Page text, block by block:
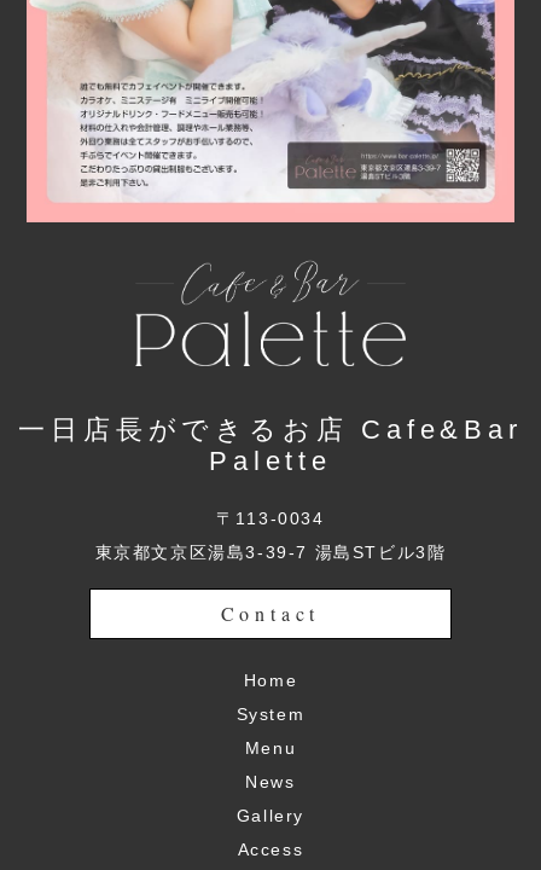
一日店長ができるお店 Cafe&Bar
Palette
〒113-0034
東京都文京区湯島3-39-7 湯島STビル3階
Contact
Home
System
Menu
News
Gallery
Access